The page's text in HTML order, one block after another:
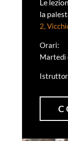
Le
la p
2,
Orari:
Martedì